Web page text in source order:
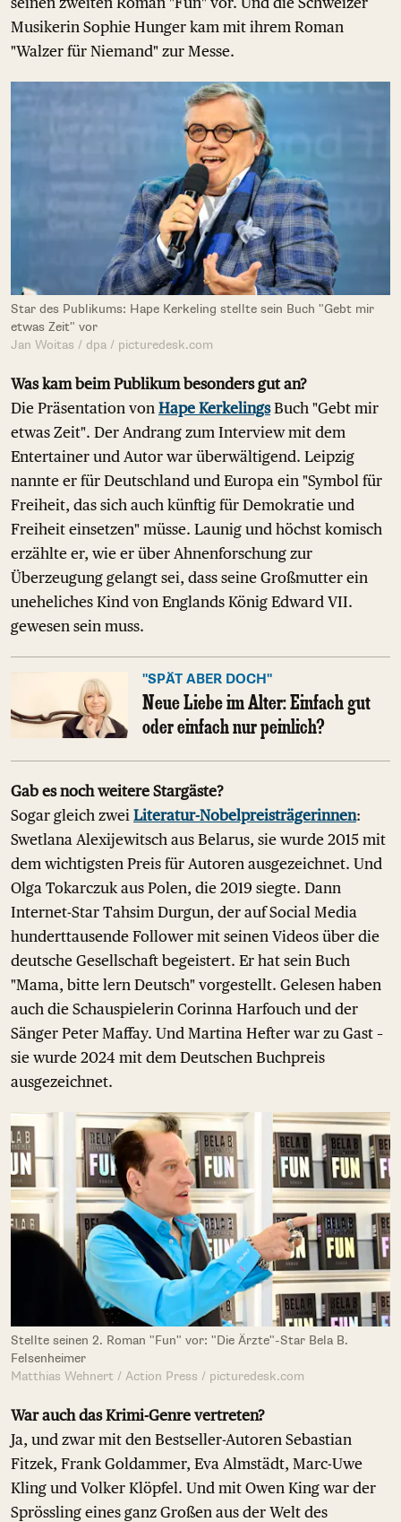
Musikerin Sophie Hunger kam mit ihrem Roman
"Walzer für Niemand" zur Messe.
Star des Publikums: Hape Kerkeling stellte sein Buch "Gebt mir
etwas Zeit" vor
Jan Woitas / dpa / picturedesk.com
Was kam beim Publikum besonders gut an?
Die Präsentation von Hape KerkelingsBuch "Gebt mir
etwas Zeit". Der Andrang zum Interview mit dem
Entertainer und Autor war überwältigend. Leipzig
nannte er für Deutschland und Europa ein "Symbol für
Freiheit, das sich auch künftig für Demokratie und
Freiheit einsetzen" müsse. Launig und höchst komisch
erzählte er, wie er über Ahnenforschung zur
Überzeugung gelangt sei, dass seine Großmutter ein
uneheliches Kind von Englands König Edward VII.
gewesen sein muss.
"SPÄT ABER DOCH"
Neue Liebe im Alter: Einfach gut
oder einfach nur peinlich?
Gab es noch weitere Stargäste?
Sogar gleich zwei Literatur-Nobelpreisträgerinnen:
Swetlana Alexijewitsch aus Belarus, sie wurde 2015 mit
dem wichtigsten Preis für Autoren ausgezeichnet. Und
Olga Tokarczuk aus Polen, die 2019 siegte. Dann
Internet-Star Tahsim Durgun, der auf Social Media
hunderttausende Follower mit seinen Videos über die
deutsche Gesellschaft begeistert. Er hat sein Buch
"Mama, bitte lern Deutsch" vorgestellt. Gelesen haben
auch die Schauspielerin Corinna Harfouch und der
Sänger Peter Maffay. Und Martina Hefter war zu Gast –
sie wurde 2024 mit dem Deutschen Buchpreis
ausgezeichnet.
Stellte seinen 2. Roman "Fun" vor: "Die Ärzte"-Star Bela B.
Felsenheimer
Matthias Wehnert / Action Press / picturedesk.com
War auch das Krimi-Genre vertreten?
Ja, und zwar mit den Bestseller-Autoren Sebastian
Fitzek, Frank Goldammer, Eva Almstädt, Marc-Uwe
Kling und Volker Klöpfel. Und mit Owen King war der
Sprössling eines ganz Großen aus der Welt des